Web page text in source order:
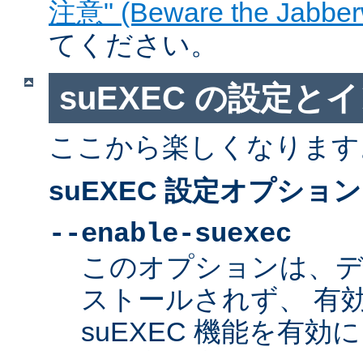
注意" (Beware the
てください。
suEXEC の設定と
ここから楽しくなりま
suEXEC 設定オプション
--enable-suexec
このオプションは、
ストールされず、 有
suEXEC 機能を有効